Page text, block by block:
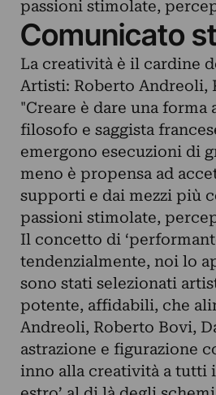
passioni stimolate,
Comunicato
La creatività è il cardine
Artisti: Roberto Andreoli,
"Creare è dare una
filosofo e saggista
emergono esecuzioni di
meno è propensa ad
supporti e dai mezzi più
passioni stimolate,
Il concetto di
tendenzialmente, noi lo
sono stati selezionati
potente, affidabili, che
Andreoli, Roberto Bovi,
astrazione e figurazione
inno alla creatività a tutti